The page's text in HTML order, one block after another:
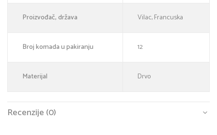
Proizvođač, država Vilac, Francuska
Broj komada u pakiranju 12
Materijal Drvo
Recenzije (0)